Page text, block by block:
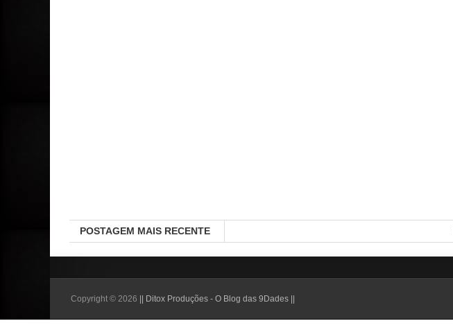
POSTAGEM MAIS RECENTE
Copyright © 2026 || Ditox Produções - O Blog das 9Dades ||